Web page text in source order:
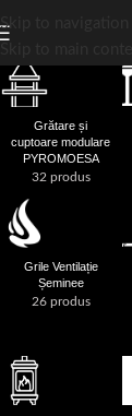
Skip to navigation
Grătare și
cuptoare modulare
PYROMOESA
32 produs
Grile Ventilație
Șeminee
26 produs